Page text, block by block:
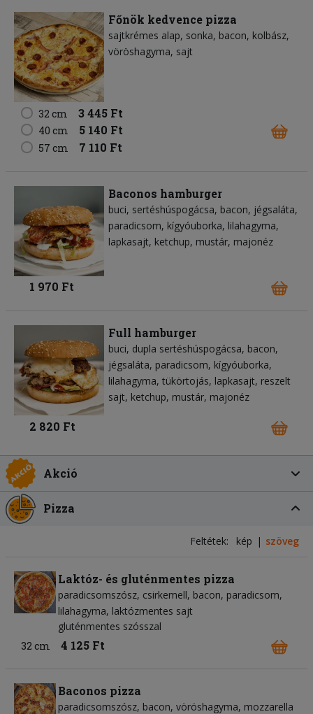
Főnök kedvence pizza
sajtkrémes alap sonka bacon kolbász
vöröshagyma sajt
32 cm 3 445 Ft
40 cm 5 140 Ft
57 cm 7 110 Ft
Baconos hamburger
buci sertéshúspogácsa bacon jégsaláta
paradicsom kígyóuborka lilahagyma
lapkasajt ketchup mustár majonéz
1 970 Ft
Full hamburger
buci dupla sertéshúspogácsa bacon
jégsaláta paradicsom kígyóuborka
lilahagyma tükörtojás lapkasajt reszelt
sajt ketchup mustár majonéz
2 820 Ft
Akció
Pizza
Feltétek: kép szöveg
Laktóz- és gluténmentes pizza
paradicsomszósz csirkemell bacon paradicsom
lilahagyma laktózmentes sajt
gluténmentes szósszal
32 cm
4 125 Ft
Baconos pizza
paradicsomszósz bacon vöröshagyma mozzarella